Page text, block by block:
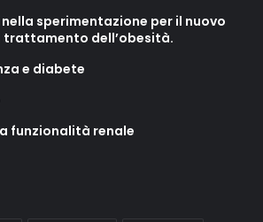
sperimentazione per il nuovo
trattamento dell’obesità.
e diabete
funzionalità renale